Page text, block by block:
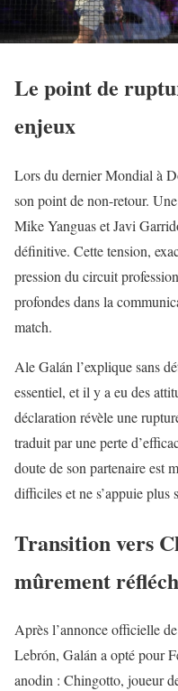
Le point de
enjeux
Lors du dernier Mondial à
son point de non-retour.
Mike Yanguas et Javi
définitive. Cette tension,
pression du circuit
profondes dans la
match.
Ale Galán l’explique sans
essentiel, et il y a eu des
déclaration révèle une
traduit par une perte
doute de son partenaire est
difficiles et ne s’appuie plus
Transition vers
mûrement
Après l’annonce officielle
Lebrón, Galán a opté pour
anodin : Chingotto, joueur